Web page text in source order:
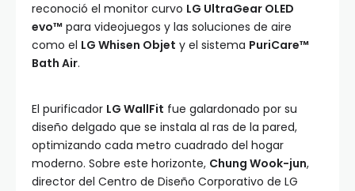
reconoció el monitor curvo LG UltraGear OLED
evo™ para videojuegos y las soluciones de aire
como el LG Whisen Objet y el sistema PuriCare™
Bath Air.
El purificador LG WallFit fue galardonado por su
diseño delgado que se instala al ras de la pared,
optimizando cada metro cuadrado del hogar
moderno. Sobre este horizonte, Chung Wook-jun,
director del Centro de Diseño Corporativo de LG